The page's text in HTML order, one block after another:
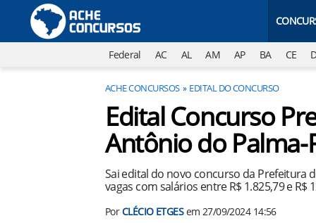
Federal AC AL AM AP BA CE
ACHE CONCURSOS EDITAL DO CONCURSO
Edital Concurso
Antônio do Palma-
Sai edital do novo concurso da Prefeitura
vagas com salários entre R$ 1.825,79 e R$
PorCLÉCIO ETGESem 27/09/2024 14:56